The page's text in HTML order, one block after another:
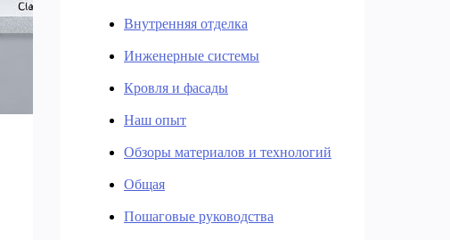
Внутренняя отделка
Инженерные системы
Кровля и фасады
Наш опыт
Обзоры материалов и технологий
Общая
Пошаговые руководства